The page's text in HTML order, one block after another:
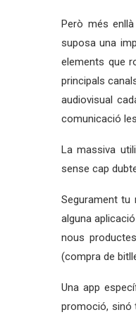
Però més
suposa una
elements que
principals
audiovisual
comunicació
La massiva
sense cap
Segurament tu
alguna
nous
(compra de
Una app
promoció, sinó